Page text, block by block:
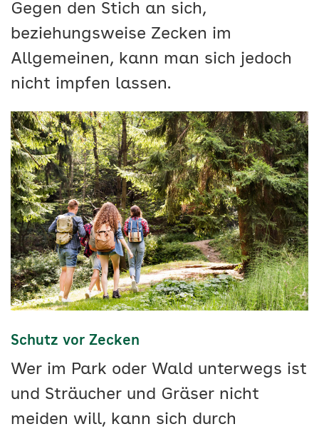
Gegen den Stich an sich,
beziehungsweise Zecken im
Allgemeinen, kann man sich jedoch
nicht impfen lassen.
Schutz vor Zecken
Wer im Park oder Wald unterwegs ist
und Sträucher und Gräser nicht
meiden will, kann sich durch